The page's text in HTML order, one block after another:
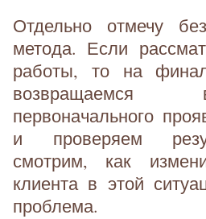
Отдельно отмечу
метода. Если
работы, то на
первоначального
и проверяем
смотрим, как
клиента в этой
проблема.